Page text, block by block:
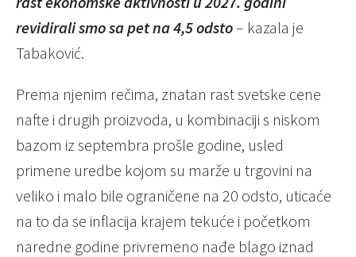
revidirali smo sa pet na 4,5 odsto– kazala je
Tabaković.
Prema njenim rečima, znatan rast svetske cene
nafte i drugih proizvoda, u kombinaciji s niskom
bazom iz septembra prošle godine, usled
primene uredbe kojom su marže u trgovini na
veliko i malo bile ograničene na 20 odsto, uticaće
na to da se inflacija krajem tekuće i početkom
naredne godine privremeno nađe blago iznad